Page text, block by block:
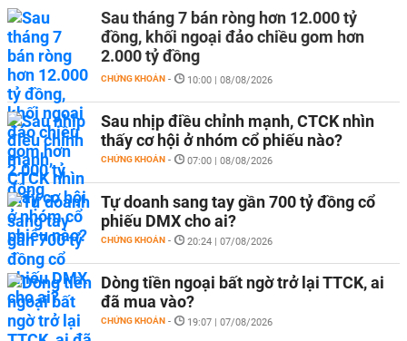
Sau tháng 7 bán ròng hơn 12.000 tỷ
đồng, khối ngoại đảo chiều gom hơn
2.000 tỷ đồng
CHỨNG KHOÁN - 10:00 | 08/08/2026
Sau nhịp điều chỉnh mạnh, CTCK nhìn
thấy cơ hội ở nhóm cổ phiếu nào?
CHỨNG KHOÁN - 07:00 | 08/08/2026
Tự doanh sang tay gần 700 tỷ đồng cổ
phiếu DMX cho ai?
CHỨNG KHOÁN - 20:24 | 07/08/2026
Dòng tiền ngoại bất ngờ trở lại TTCK, ai
đã mua vào?
CHỨNG KHOÁN - 19:07 | 07/08/2026